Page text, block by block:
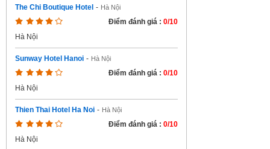
The Chi Boutique Hotel - Hà Nội
Điểm đánh giá : 0/10
Hà Nội
Sunway Hotel Hanoi - Hà Nội
Điểm đánh giá : 0/10
Hà Nội
Thien Thai Hotel Ha Noi - Hà Nội
Điểm đánh giá : 0/10
Hà Nội